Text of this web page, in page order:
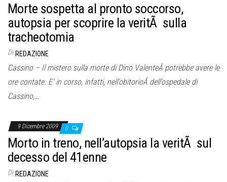
Morte sospetta al pronto soccorso,
autopsia per scoprire la veritÃ sulla
tracheotomia
Di REDAZIONE
Cassino – Il mistero sulla morte di Dino ValenteÂ potrebbe avere le
ore contate. E’ in corso, infatti, nell’obitorioÂ dell’ospedale di
Cassino,…
9 Dicembre 2009 0
Morto in treno, nell’autopsia la veritÃ sul
decesso del 41enne
Di REDAZIONE